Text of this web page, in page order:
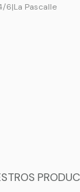
6|La Pascalle